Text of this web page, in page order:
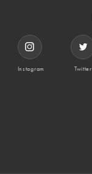
Instagram Twitter